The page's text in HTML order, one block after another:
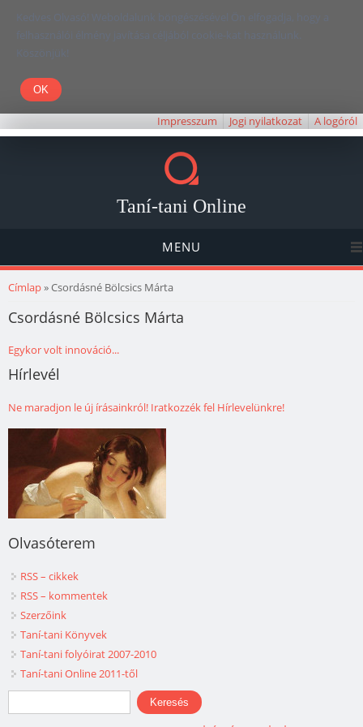
Kedves Olvasó! Weboldalunk böngészésével Ön elfogadja, hogy a
felhasználói élmény javítása céljából cookie-kat használunk.
Köszönjük!
Impresszum Jogi nyilatkozat A logóról
Taní-tani Online
MENU
Jelenlegi hely
Címlap» Csordásné Bölcsics Márta
Csordásné Bölcsics Márta
Egykor volt innováció...
Hírlevél
Ne maradjon le új írásainkról! Iratkozzék fel Hírlevelünkre!
Olvasóterem
RSS – cikkek
RSS – kommentek
Szerzőink
Taní-tani Könyvek
Taní-tani folyóirat 2007-2010
Taní-tani Online 2011-től
Keresés űrlap
Keresés